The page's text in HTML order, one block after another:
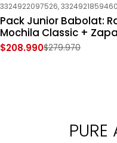
-25% OFF
3324922097526,
Pack Junior Babolat:
Mochila Classic +
$208.990$279.970